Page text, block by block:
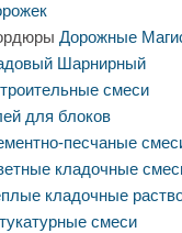
Дорожные
Шарнирный
смеси
для блоков
песчаные
кладочные
кладочные
смеси